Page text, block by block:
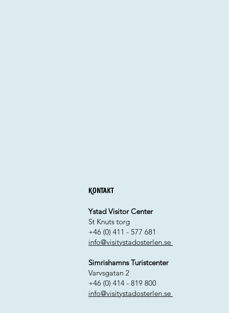
Kontakt
Ystad Visitor Center
St Knuts torg
+46 (0) 411 - 577 681
info@visitystadosterlen.se
Simrishamns Turistcenter
Varvsgatan 2
+46 (0) 414 - 819 800
info@visitystadosterlen.se